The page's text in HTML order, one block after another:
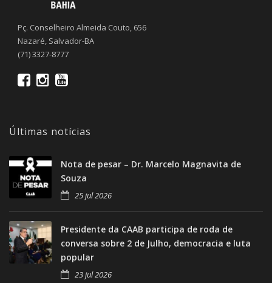
Pç. Conselheiro Almeida Couto, 656
Nazaré, Salvador-BA
(71) 3327-8777
Últimas notícias
Nota de pesar – Dr. Marcelo Magnavita de
Souza
25 jul 2026
Presidente da CAAB participa de roda de
conversa sobre 2 de Julho, democracia e luta
popular
23 jul 2026